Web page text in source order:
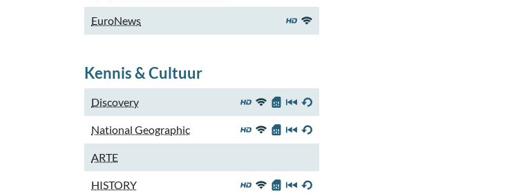
EuroNews
Kennis & Cultuur
Discovery
National Geographic
ARTE
HISTORY